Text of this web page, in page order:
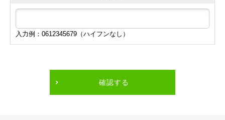
入力例：0612345679（ハイフンなし）
確認する